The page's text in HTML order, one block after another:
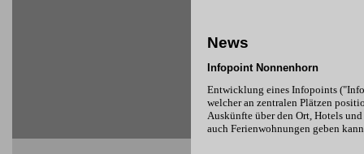
News
Infopoint Nonnenhorn
Entwicklung eines Infopoints
welcher an zentralen Plätzen
Auskünfte über den Ort, Hotels
auch Ferienwohnungen geben